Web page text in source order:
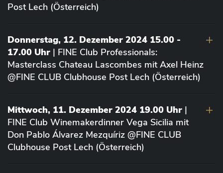
Post Lech (Österreich)
Donnerstag, 12. Dezember 2024 15.00 -
17.00 Uhr | FINE Club Professionals:
Masterclass Chateau Lascombes mit Axel Heinz
@FINE CLUB Clubhouse Post Lech (Österreich)
Mittwoch, 11. Dezember 2024 19.00 Uhr |
FINE Club Winemakerdinner Vega Sicilia mit
Don Pablo Álvarez Mezquíriz @FINE CLUB
Clubhouse Post Lech (Österreich)